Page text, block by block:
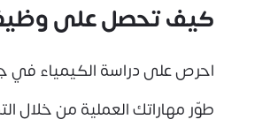
كيف تحصل على
احرص على دراسة الكيمياء في
طوّر مهاراتك العملية من خلال